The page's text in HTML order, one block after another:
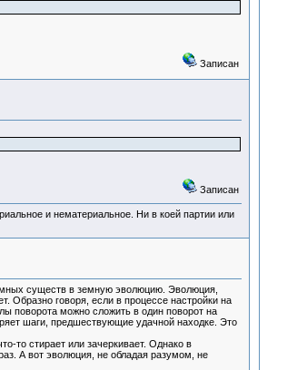
Записан
Записан
и нематериальное. Ни в коей партии или
существ в земную эволюцию. Эволюция,
Образно говоря, если в процессе настройки на
поворота можно сложить в один поворот на
шаги, предшествующие удачной находке. Это
то стирает или зачеркивает. Однако в
А вот эволюция, не обладая разумом, не